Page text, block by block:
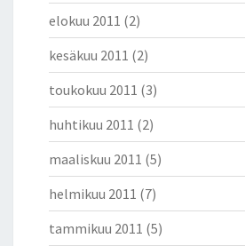
elokuu 2011 (2)
kesäkuu 2011 (2)
toukokuu 2011 (3)
huhtikuu 2011 (2)
maaliskuu 2011 (5)
helmikuu 2011 (7)
tammikuu 2011 (5)